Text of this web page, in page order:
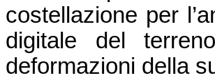
costellazione per
digitale del
deformazioni della